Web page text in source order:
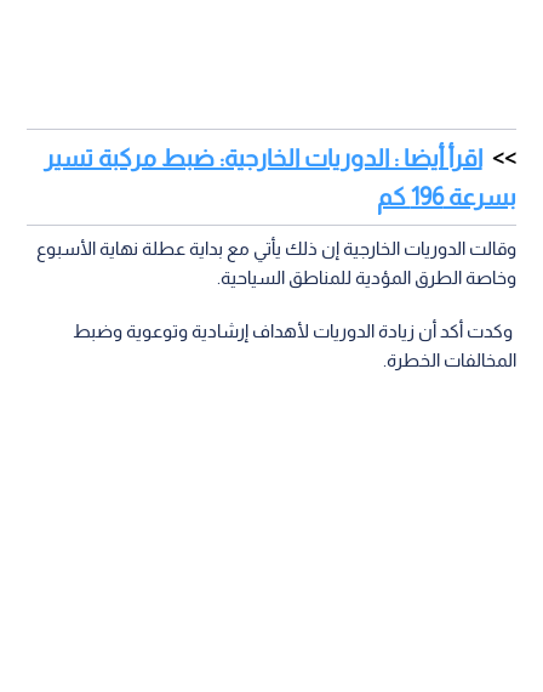
اقرأ أيضا : الدوريات الخارجية: ضبط مركبة تسير
بسرعة 196 كم
وقالت الدوريات الخارجية إن ذلك يأتي مع بداية عطلة نهاية الأسبوع
وخاصة الطرق المؤدية للمناطق السياحية.
وكدت أكد أن زيادة الدوريات لأهداف إرشادية وتوعوية وضبط
المخالفات الخطرة.